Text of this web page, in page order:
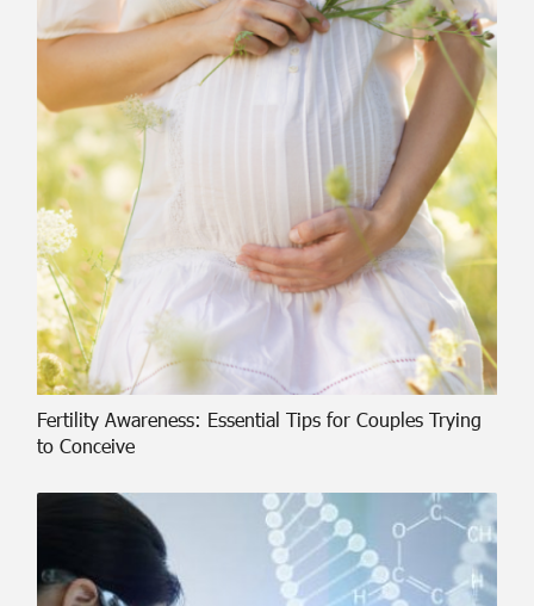
Fertility Awareness: Essential Tips for Couples Trying
to Conceive